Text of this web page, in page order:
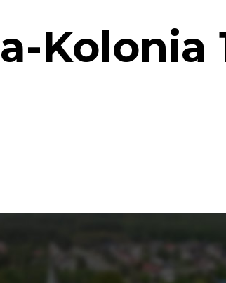
Kolonia